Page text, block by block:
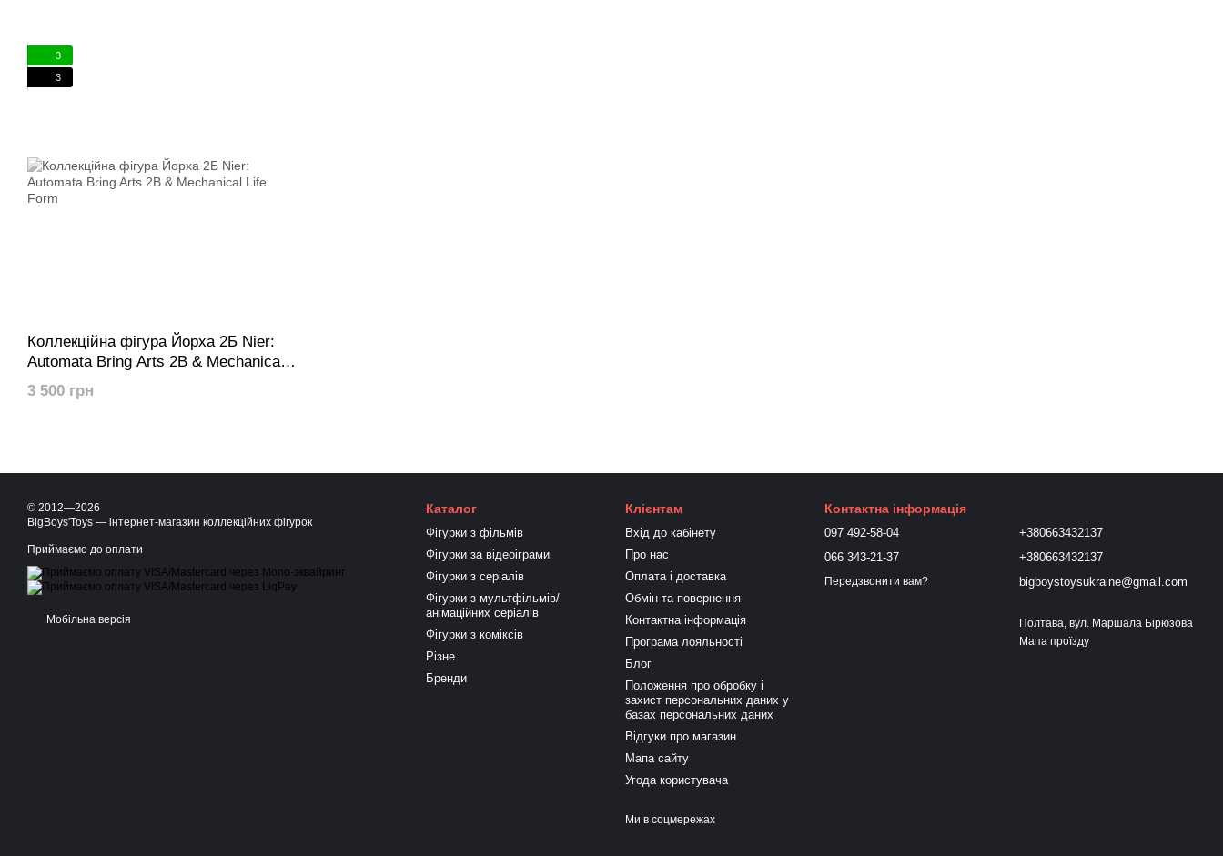
3
3
Коллекційна фігура Йорха 2Б Nier:
Automata Bring Arts 2B & Mechanical
Life Form
3 500 грн
© 2012—2026
BigBoys'Toys — інтернет-магазин коллекційних фігурок
Приймаємо до оплати
Мобільна версія
Каталог
Фігурки з фільмів
Фігурки за відеоіграми
Фігурки з серіалів
Фігурки з мультфільмів/
анімаційних серіалів
Фігурки з коміксів
Різне
Бренди
Клієнтам
Вхід до кабінету
Про нас
Оплата і доставка
Обмін та повернення
Контактна інформація
Програма лояльності
Блог
Положення про обробку і
захист персональних даних у
базах персональних даних
Відгуки про магазин
Мапа сайту
Угода користувача
Ми в соцмережах
Контактна інформація
097 492-58-04
066 343-21-37
Передзвонити вам?
+380663432137
+380663432137
bigboystoysukraine@gmail.com
Полтава, вул. Маршала Бірюзова
Мапа проїзду